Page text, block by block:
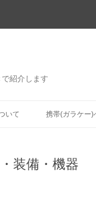
紹介します
いて 携帯(ガラケー)
装備・機器